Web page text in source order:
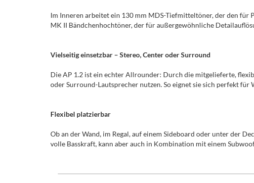
Im Inneren arbeitet ein 130 mm MDS-Tiefmitteltöner, der den für
MK II Bändchenhochtöner, der für außergewöhnliche
Vielseitig einsetzbar – Stereo, Center oder Surround
Die AP 1.2 ist ein echter Allrounder: Durch die mitgelieferte,
oder Surround-Lautsprecher nutzen. So eignet sie sich perfekt
Flexibel platzierbar
Ob an der Wand, im Regal, auf einem Sideboard oder unter der
volle Basskraft, kann aber auch in Kombination mit einem